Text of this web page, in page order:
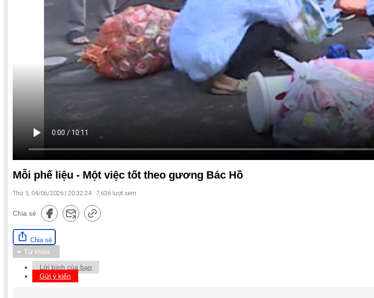
Mỗi phế liệu - Một việc tốt theo gương Bác Hồ
Thứ 5, 04/06/2026 | 20:32:24 7,636 lượt xem
Chia sẻ
Chia sẻ
Từ khóa
Lời bình của bạn
Gửi ý kiến